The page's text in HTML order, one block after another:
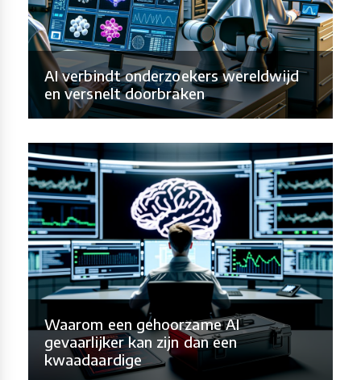
AI verbindt onderzoekers wereldwijd
en versnelt doorbraken
Waarom een gehoorzame AI
gevaarlijker kan zijn dan een
kwaadaardige